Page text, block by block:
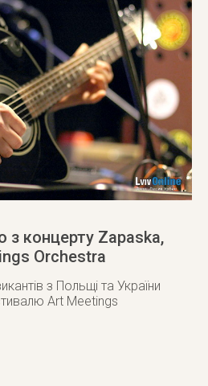
концерту Zapaska,
Orchestra
з Польщі та України
Art Meetings